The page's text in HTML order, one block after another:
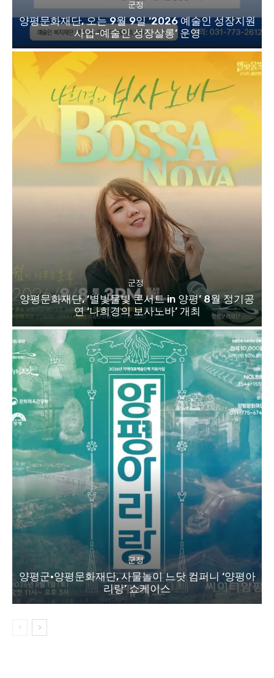
군정
양평문화재단, 오는 9월 9일 ‘2026 예술인 성장지원
사업-예술인 성장살롱’ 운영
군정
양평문화재단, ‘별빛물빛 콘서트 in 양평’ 8월 정기공
연 ‘나희경의 보사노바’ 개최
군정
양평군·양평문화재단, 사물놀이 느닷 컴퍼니 ‘양평아
리랑’ 쇼케이스